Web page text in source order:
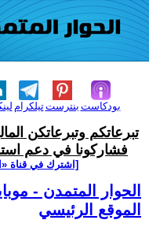
تيلكرامبنترست بودكاست
تبرعاتكم وتبرعاتكن
فشاركونا في دعم
[اشترك في قناة
الحوار المتمدن -
الموقع الرئيسي